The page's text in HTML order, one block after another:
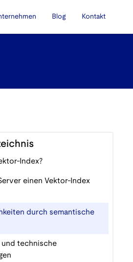
Blog Kontakt
Index?
einen Vektor-Index
durch semantische
und technische